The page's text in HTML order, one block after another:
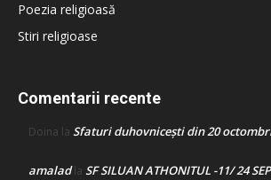
Poezia religioasă
Stiri religioase
Comentarii recente
Doina la Sfaturi duhovnicești din 20
amaladla SF SILUAN ATHONITUL -11/ 24